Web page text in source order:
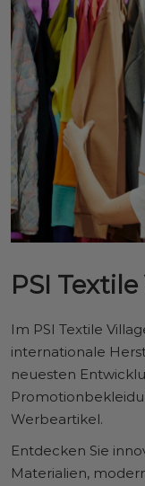
PSI
Im PSI Textile
internationale
neuesten
Werbeartikel.
Entdecken Sie
Materialien,